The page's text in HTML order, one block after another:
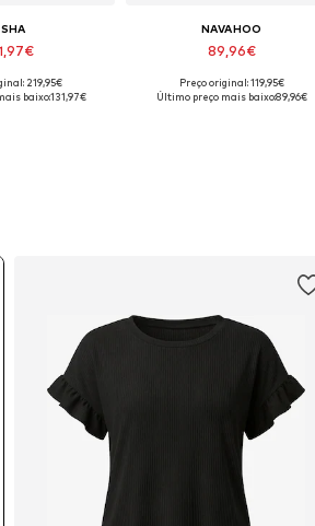
S, M, XL
219,95€
baixo:131,97€
NAVAHOO
89,96€
Tamanhos disponíveis: XS, M, L
Preço original: 119,95€
Último preço mais baixo:89,96€